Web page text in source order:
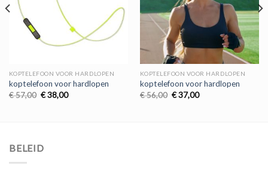
KOPTELEFOON VOOR HARDLOPEN
koptelefoon voor hardlopen
€57,00 Oorspronkelijke
€38,00Huidige
KOPTELEFOON VOOR HARDLOPEN
koptelefoon voor hardlopen
€56,00 Oorspronkelijke
€37,00Huidige
BELEID